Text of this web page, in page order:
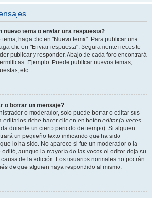
nuevo tema o enviar una respuesta?
tema, haga clic en "Nuevo tema". Para publicar una
clic en "Enviar respuesta". Seguramente necesite
publicar y responder. Abajo de cada foro encontrará
Ejemplo: Puede publicar nuevos temas,
etc.
o borrar un mensaje?
o moderador, solo puede borrar o editar sus
editarlos debe hacer clic en en botón editar(a veces
durante un cierto periodo de tiempo). Si alguien
un pequeño texto indicando que ha sido
lo ha sido. No aparece si fue un moderador o la
aunque la mayoría de las veces el editor deja su
de la edición. Los usuarios normales no podrán
de que alguien haya respondido al mismo.